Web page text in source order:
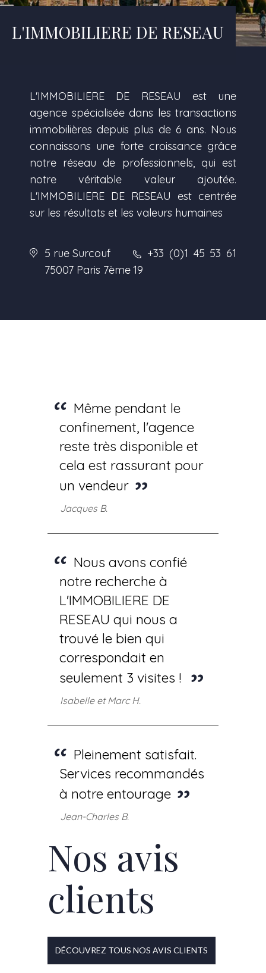
L'IMMOBILIERE DE RESEAU
L'IMMOBILIERE DE RESEAU est une
agence spécialisée dans les transactions
immobilières depuis plus de 6 ans. Nous
connaissons une forte croissance grâce
notre réseau de professionnels, qui est
notre véritable valeur ajoutée.
L'IMMOBILIERE DE RESEAU est centrée
sur les résultats et les valeurs humaines
5 rue Surcouf
75007 Paris 7ème
+33 (0)1 45 53 61
19
Même pendant le
confinement, l'agence
reste très disponible et
cela est rassurant pour
un vendeur
Jacques B.
Nous avons confié
notre recherche à
L'IMMOBILIERE DE
RESEAU qui nous a
trouvé le bien qui
correspondait en
seulement 3 visites !
Isabelle et Marc H.
Pleinement satisfait.
Services recommandés
à notre entourage
Jean-Charles B.
Nos avis
clients
DÉCOUVREZ TOUS NOS AVIS CLIENTS